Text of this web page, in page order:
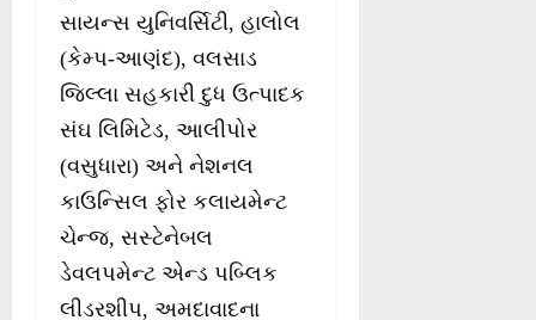
સાયન્સ યુનિવર્સિટી, હાલોલ
(કેમ્પ-આણંદ), વલસાડ
જિલ્લા સહકારી દુધ ઉત્પાદક
સંઘ લિમિટેડ, આલીપોર
(વસુધારા) અને નેશનલ
કાઉન્સિલ ફોર કલાયમેન્ટ
ચેન્જ, સસ્ટેનેબલ
ડેવલપમેન્ટ એન્ડ પબ્લિક
લીડરશીપ, અમદાવાદના